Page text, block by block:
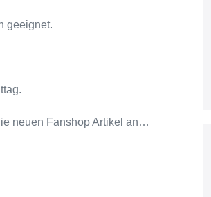
geeignet.
neuen Fanshop Artikel an…